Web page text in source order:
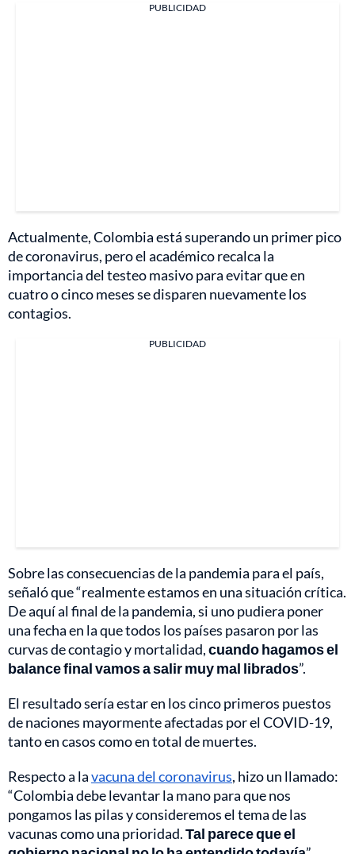
PUBLICIDAD
Actualmente, Colombia está superando un primer pico
de coronavirus, pero el académico recalca la
importancia del testeo masivo para evitar que en
cuatro o cinco meses se disparen nuevamente los
contagios.
PUBLICIDAD
Sobre las consecuencias de la pandemia para el país,
señaló que “realmente estamos en una situación crítica.
De aquí al final de la pandemia, si uno pudiera poner
una fecha en la que todos los países pasaron por las
curvas de contagio y mortalidad,cuando hagamos el
balance final vamos a salir muy mal librados”.
El resultado sería estar en los cinco primeros puestos
de naciones mayormente afectadas por el COVID-19,
tanto en casos como en total de muertes.
Respecto a lavacuna del coronavirus, hizo un llamado:
“Colombia debe levantar la mano para que nos
pongamos las pilas y consideremos el tema de las
vacunas como una prioridad.Tal parece que el